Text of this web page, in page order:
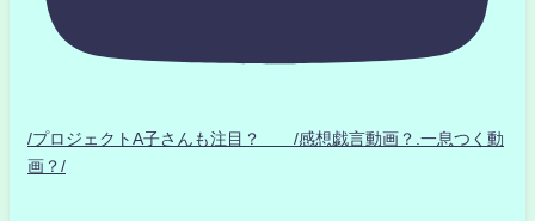
/プロジェクトA子さんも注目？ /感想戯言動画？.一息つく動
画？/